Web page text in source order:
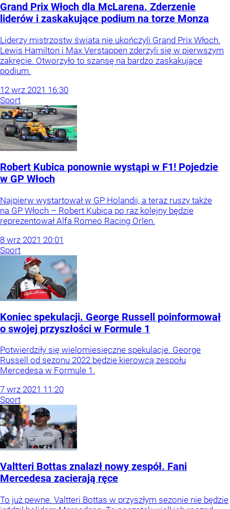
Grand Prix Włoch dla McLarena. Zderzenie
liderów i zaskakujące podium na torze Monza
Liderzy mistrzostw świata nie ukończyli Grand Prix Włoch.
Lewis Hamilton i Max Verstappen zderzyli się w pierwszym
zakręcie. Otworzyło to szansę na bardzo zaskakujące
podium.
12 wrz 2021 16:30
Sport
Robert Kubica ponownie wystąpi w F1! Pojedzie
w GP Włoch
Najpierw wystartował w GP Holandii, a teraz ruszy także
na GP Włoch – Robert Kubica po raz kolejny będzie
reprezentował Alfa Romeo Racing Orlen.
8 wrz 2021 20:01
Sport
Koniec spekulacji. George Russell poinformował
o swojej przyszłości w Formule 1
Potwierdziły się wielomiesięczne spekulacje. George
Russell od sezonu 2022 będzie kierowcą zespołu
Mercedesa w Formule 1.
7 wrz 2021 11:20
Sport
Valtteri Bottas znalazł nowy zespół. Fani
Mercedesa zacierają ręce
To już pewne. Valtteri Bottas w przyszłym sezonie nie będzie